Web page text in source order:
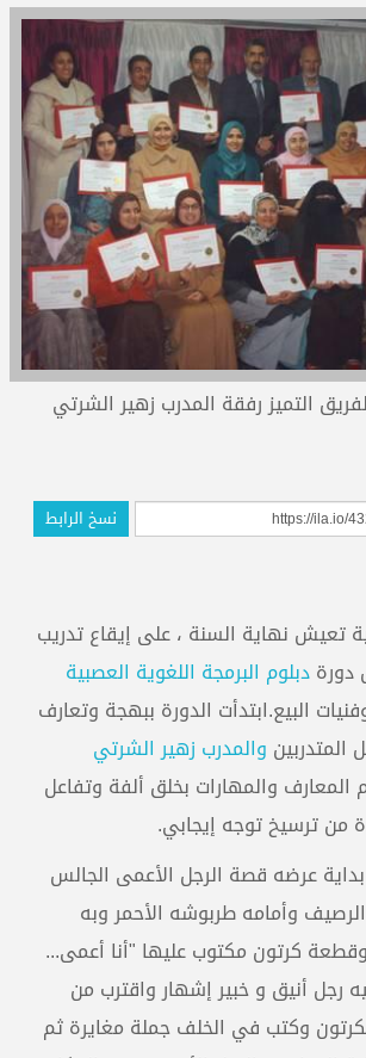
التميز رفقة المدرب زهير الشرتي
نسخ الرابط
تعيش نهاية السنة ، على إيقاع تدريب
دبلوم البرمجة اللغوية العصبية
البيع.ابتدأت الدورة ببهجة وتعارف
والمدرب زهير الشرتي
والمهارات بخلق ألفة وتفاعل
من ترسيخ توجه إيجابي.
عرضه قصة الرجل الأعمى الجالس
وأمامه طربوشه الأحمر وبه
كرتون مكتوب عليها "أنا أعمى...
رجل أنيق و خبير إشهار واقترب من
وكتب في الخلف جملة مغايرة ثم